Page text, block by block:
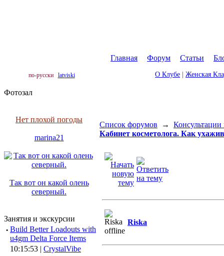
Главная Форум Статьи
по-русски latviski О Клубе Женская
Фотозал
Нет плохой погоды
marina21
Так вот он какой олень
северный.
Занятия и экскурсии
· Build Better Loadouts with
u4gm Delta Force Items
10:15:53 | CrystalVibe
Список форумов → Консультации
Кабинет косметолога. Как
Riska